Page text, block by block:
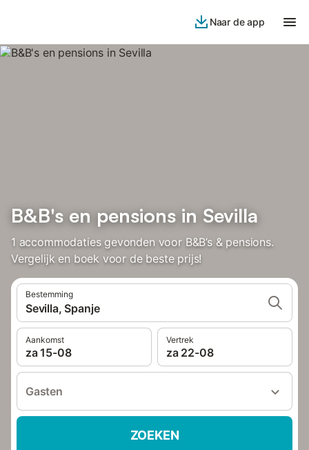
Naar de app
B&B's en pensions in Sevilla
1 accommodaties gevonden voor B&B’s & pensions.
Vergelijk en boek voor de beste prijs!
Bestemming
Sevilla, Spanje
Aankomst
za 15-08
Vertrek
za 22-08
Gasten
ZOEKEN